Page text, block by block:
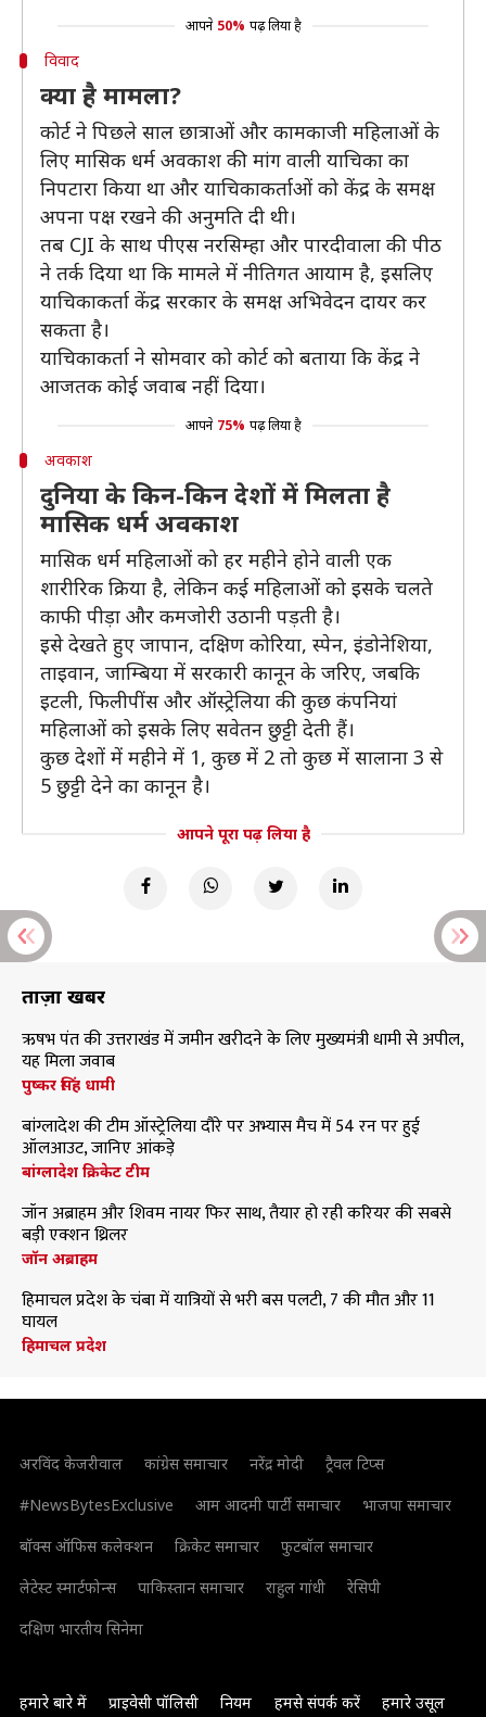
आपने 50% पढ़ लिया है
विवाद
क्या है मामला?
कोर्ट ने पिछले साल छात्राओं और कामकाजी महिलाओं के
लिए मासिक धर्म अवकाश की मांग वाली याचिका का
निपटारा किया था और याचिकाकर्ताओं को केंद्र के समक्ष
अपना पक्ष रखने की अनुमति दी थी।
तब CJI के साथ पीएस नरसिम्हा और पारदीवाला की पीठ
ने तर्क दिया था कि मामले में नीतिगत आयाम है, इसलिए
याचिकाकर्ता केंद्र सरकार के समक्ष अभिवेदन दायर कर
सकता है।
याचिकाकर्ता ने सोमवार को कोर्ट को बताया कि केंद्र ने
आजतक कोई जवाब नहीं दिया।
आपने 75% पढ़ लिया है
अवकाश
दुनिया के किन-किन देशों में मिलता है
मासिक धर्म अवकाश
मासिक धर्म महिलाओं को हर महीने होने वाली एक
शारीरिक क्रिया है, लेकिन कई महिलाओं को इसके चलते
काफी पीड़ा और कमजोरी उठानी पड़ती है।
इसे देखते हुए जापान, दक्षिण कोरिया, स्पेन, इंडोनेशिया,
ताइवान, जाम्बिया में सरकारी कानून के जरिए, जबकि
इटली, फिलीपींस और ऑस्ट्रेलिया की कुछ कंपनियां
महिलाओं को इसके लिए सवेतन छुट्टी देती हैं।
कुछ देशों में महीने में 1, कुछ में 2 तो कुछ में सालाना 3 से
5 छुट्टी देने का कानून है।
आपने पूरा पढ़ लिया है
ताज़ा खबरें
ऋषभ पंत की उत्तराखंड में जमीन खरीदने के लिए मुख्यमंत्री धामी से अपील,
यह मिला जवाब
पुष्कर सिंह धामी
बांग्लादेश की टीम ऑस्ट्रेलिया दौरे पर अभ्यास मैच में 54 रन पर हुई
ऑलआउट, जानिए आंकड़े
बांग्लादेश क्रिकेट टीम
जॉन अब्राहम और शिवम नायर फिर साथ, तैयार हो रही करियर की सबसे
बड़ी एक्शन थ्रिलर
जॉन अब्राहम
हिमाचल प्रदेश के चंबा में यात्रियों से भरी बस पलटी, 7 की मौत और 11
घायल
हिमाचल प्रदेश
अरविंद केजरीवाल कांग्रेस समाचार नरेंद्र मोदी
ट्रैवल टिप्स
#NewsBytesExclusive
आम आदमी पार्टी समाचार
भाजपा समाचार
बॉक्स ऑफिस कलेक्शन
क्रिकेट समाचार
फुटबॉल समाचार
लेटेस्ट स्मार्टफोन्स
पाकिस्तान समाचार राहुल गांधी
रेसिपी
दक्षिण भारतीय सिनेमा
हमारे बारे में प्राइवेसी पॉलिसी नियम हमसे संपर्क करें हमारे उसूल